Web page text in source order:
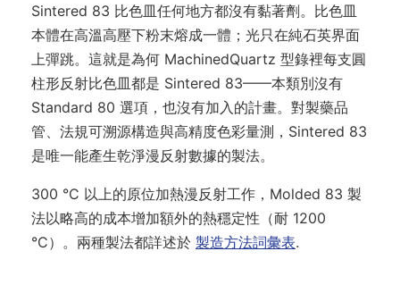
Sintered 83 比色皿任何地方都沒有黏著劑。比色皿
本體在高溫高壓下粉末熔成一體；光只在純石英界面
上彈跳。這就是為何 MachinedQuartz 型錄裡每支圓
柱形反射比色皿都是 Sintered 83——本類別沒有
Standard 80 選項，也沒有加入的計畫。對製藥品
管、法規可溯源構造與高精度色彩量測，Sintered 83
是唯一能產生乾淨漫反射數據的製法。
300 °C 以上的原位加熱漫反射工作，Molded 83 製
法以略高的成本增加額外的熱穩定性（耐 1200
°C）。兩種製法都詳述於 製造方法詞彙表.